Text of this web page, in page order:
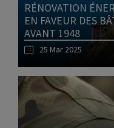
RÉNOVATION
EN FAVEUR DES
AVANT 1948
25 Mar 2025